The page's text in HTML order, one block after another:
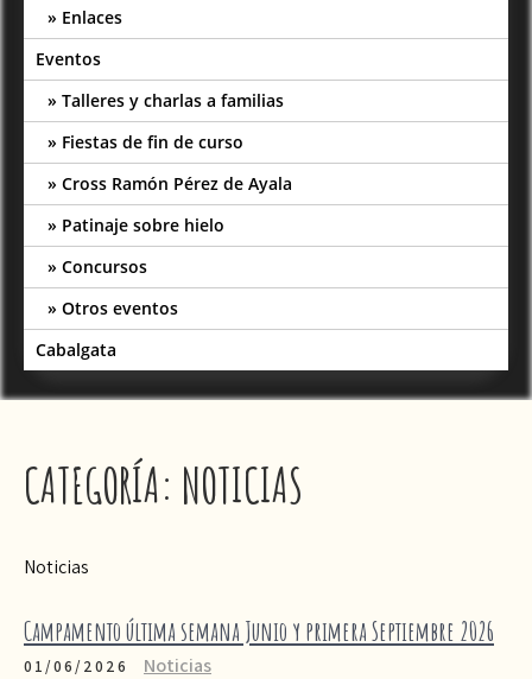
Enlaces
Eventos
Talleres y charlas a familias
Fiestas de fin de curso
Cross Ramón Pérez de Ayala
Patinaje sobre hielo
Concursos
Otros eventos
Cabalgata
CATEGORÍA: NOTICIAS
Noticias
Campamento última semana Junio y primera Septiembre 2026
01/06/2026
Noticias